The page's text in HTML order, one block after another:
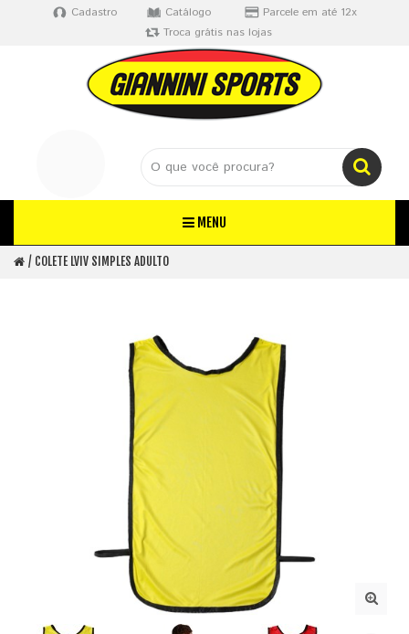
Cadastro Catálogo
Parcele em até 12x
Troca grátis nas lojas
MENU
COLETE LVIV SIMPLES ADULTO